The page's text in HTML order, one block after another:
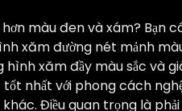
màu đen và xám? Bạn
xăm đường nét mảnh
xăm đầy màu sắc và
nhất với phong cách
Điều quan trọng là